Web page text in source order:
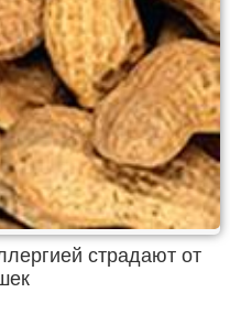
страдают от